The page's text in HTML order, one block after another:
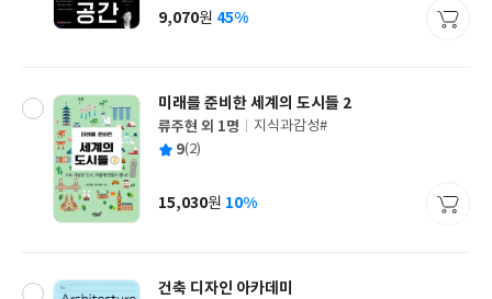
사
가
9,070원 45%
미래를 준비한 세계의 도시들 2
글
쓴
류주현 외 1명
출
사
지식과감성#
평 9(2)
가
15,030원 10%
건축 디자인 아카데미